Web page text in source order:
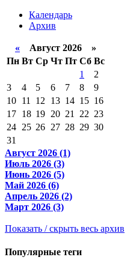
Календарь
Архив
« Август 2026 »
Пн Вт Ср Чт Пт Сб Вс
1
2
3
4 5 6 7 8
9
10 11 12 13 14 15 16
17 18 19 20 21 22 23
24 25 26 27 28 29 30
31
Август 2026 (1)
Июль 2026 (3)
Июнь 2026 (5)
Май 2026 (6)
Апрель 2026 (2)
Март 2026 (3)
Показать / скрыть весь архив
Популярные теги